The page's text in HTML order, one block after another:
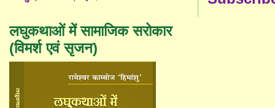
लघुकथाओं में सामाजिक सरोकार
(विमर्श एवं सृजन)